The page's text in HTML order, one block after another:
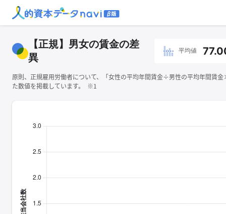
【正規】男女の賃金の差
異
平均値
原則、正規雇用労働者について、「女性の平均年間賃金÷男性の平均年間賃
た数値を掲載しています。 ※1